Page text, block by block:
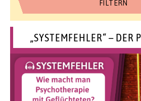
„SYSTEMFEHLER“ – DER